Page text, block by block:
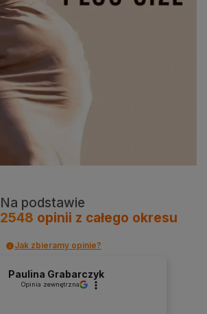
Na podstawie
2548 opinii z całego okresu
Jak zbieramy opinie?
Paulina Grabarczyk
Opinia zewnętrzna